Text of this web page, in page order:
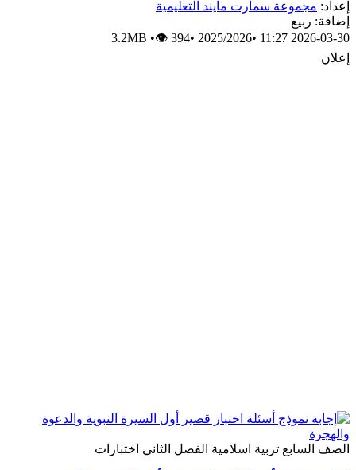
مجموعة سمارت مايند التعليمية
ربيع
2026-03-30
•
2025/2026
•
3.2MB •👁 394
السابع تربية اسلامية الفصل الثاني اختبارات